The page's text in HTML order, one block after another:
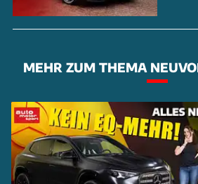
MEHR ZUM THEMA